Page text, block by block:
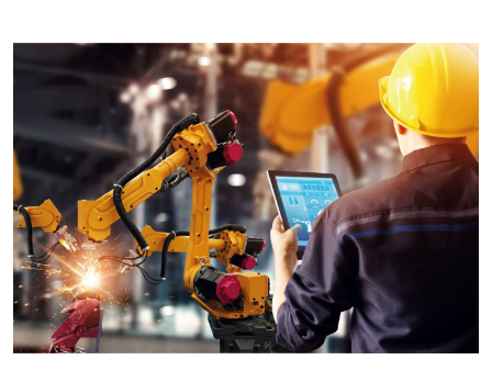
Imagen